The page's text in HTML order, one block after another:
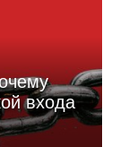
входа